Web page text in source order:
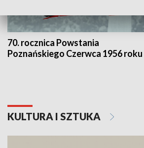
70. rocznica Powstania
Poznańskiego Czerwca 1956 roku
KULTURA I SZTUKA